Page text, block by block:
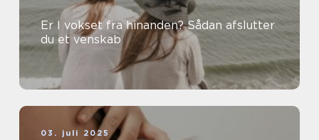
Er I vokset fra hinanden? Sådan afslutter
du et venskab
03. juli 2025